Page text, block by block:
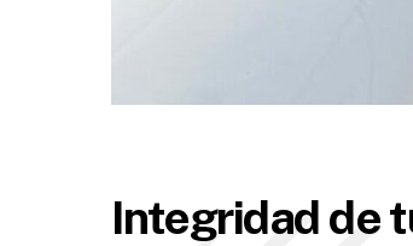
Integridad de